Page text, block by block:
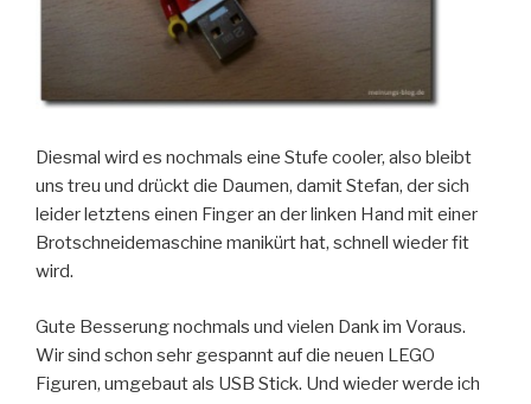
Diesmal wird es nochmals eine Stufe cooler, also bleibt
uns treu und drückt die Daumen, damit Stefan, der sich
leider letztens einen Finger an der linken Hand mit einer
Brotschneidemaschine manikürt hat, schnell wieder fit
wird.
Gute Besserung nochmals und vielen Dank im Voraus.
Wir sind schon sehr gespannt auf die neuen LEGO
Figuren, umgebaut als USB Stick. Und wieder werde ich